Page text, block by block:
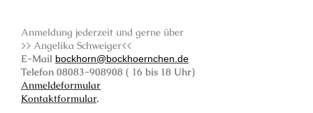
Anmeldung jederzeit und gerne über
>> Angelika Schweiger<<
E-Mail bockhorn@bockhoernchen.de
Telefon 08083-908908 ( 16 bis 18 Uhr)
Anmeldeformular
Kontaktformular.